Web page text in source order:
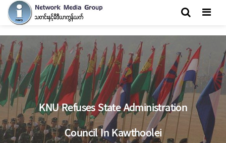
KNU Refuses State Administration
Council In Kawthoolei